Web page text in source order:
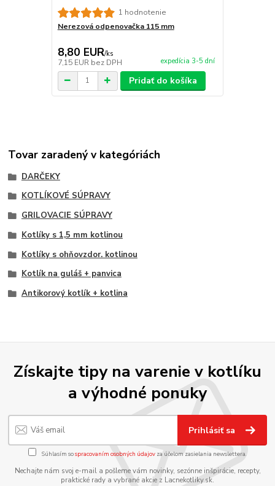
1 hodnotenie
Nerezová odpenovačka 115 mm
8,80 EUR/ks
7,15 EUR bez DPH expedícia 3-5 dní
Pridať do košíka
Tovar zaradený v kategóriách
DARČEKY
KOTLÍKOVÉ SÚPRAVY
GRILOVACIE SÚPRAVY
Kotlíky s 1,5 mm kotlinou
Kotlíky s ohňovzdor. kotlinou
Kotlík na guláš + panvica
Antikorový kotlík + kotlina
Získajte tipy na varenie v kotlíku
a výhodné ponuky
Prihlásiť sa
Súhlasím sospracovaním osobných údajov za účelom zasielania newslettera.
Nechajte nám svoj e-mail a pošleme vám novinky, sezónne inšpirácie, recepty,
praktické rady a vybrané akcie z Lacnekotliky.sk.